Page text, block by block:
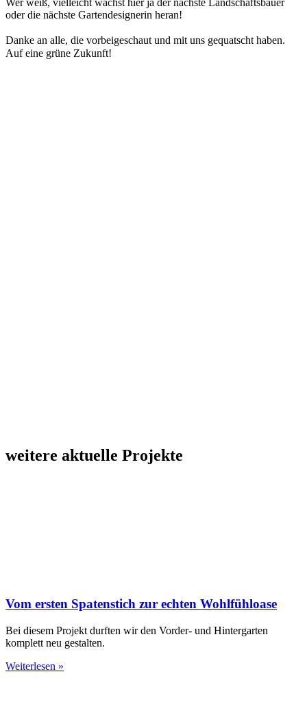
oder die nächste Gartendesignerin heran!
Danke an alle, die vorbeigeschaut und mit uns gequatscht haben.
Auf eine grüne Zukunft!⠀
weitere aktuelle Projekte
Vom ersten Spatenstich zur echten Wohlfühloase
Bei diesem Projekt durften wir den Vorder- und Hintergarten
komplett neu gestalten.
Weiterlesen »